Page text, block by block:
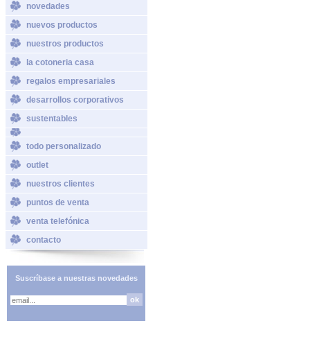
novedades
nuevos productos
nuestros productos
la cotoneria casa
regalos empresariales
desarrollos corporativos
sustentables
todo personalizado
outlet
nuestros clientes
puntos de venta
venta telefónica
contacto
Suscríbase a nuestras novedades